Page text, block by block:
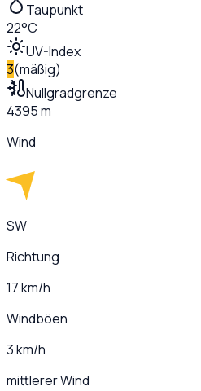
Taupunkt
22°C
UV-Index
3(mäßig)
Nullgradgrenze
4395 m
Wind
SW
Richtung
17 km/h
Windböen
3 km/h
mittlerer Wind